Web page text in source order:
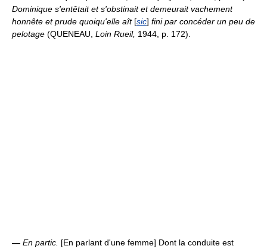
Dominique s'entêtait et s'obstinait et demeurait vachement
honnête et prude quoiqu'elle aît [sic] fini par concéder un peu de
pelotage (QUENEAU, Loin Rueil, 1944, p. 172).
— En partic. [En parlant d'une femme] Dont la conduite est